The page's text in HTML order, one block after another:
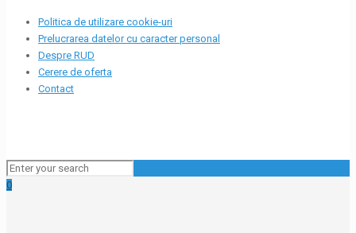
Politica de utilizare cookie-uri
Prelucrarea datelor cu caracter personal
Despre RUD
Cerere de oferta
Contact
0